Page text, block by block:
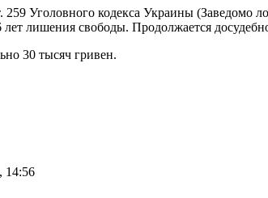
Уголовного кодекса Украины (Заведомо
лишения свободы. Продолжается
30 тысяч гривен.
14:56